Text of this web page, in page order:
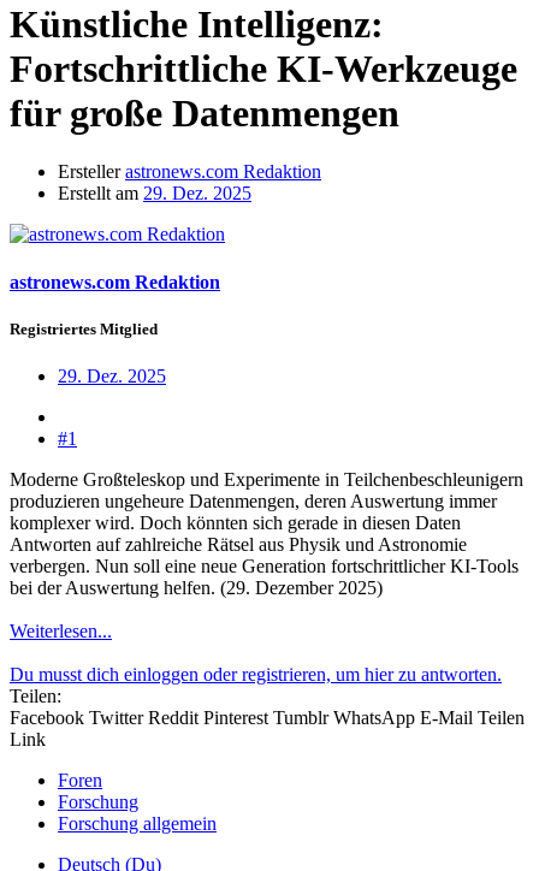
Künstliche Intelligenz:
Fortschrittliche KI-Werkzeuge
für große Datenmengen
Ersteller astronews.com Redaktion
Erstellt am 29. Dez. 2025
astronews.com Redaktion
Registriertes Mitglied
29. Dez. 2025
#1
Moderne Großteleskop und Experimente in Teilchenbeschleunigern
produzieren ungeheure Datenmengen, deren Auswertung immer
komplexer wird. Doch könnten sich gerade in diesen Daten
Antworten auf zahlreiche Rätsel aus Physik und Astronomie
verbergen. Nun soll eine neue Generation fortschrittlicher KI-Tools
bei der Auswertung helfen. (29. Dezember 2025)
Weiterlesen...
Du musst dich einloggen oder registrieren, um hier zu antworten.
Teilen:
Facebook Twitter Reddit Pinterest Tumblr WhatsApp E-Mail Teilen
Link
Foren
Forschung
Forschung allgemein
Deutsch (Du)